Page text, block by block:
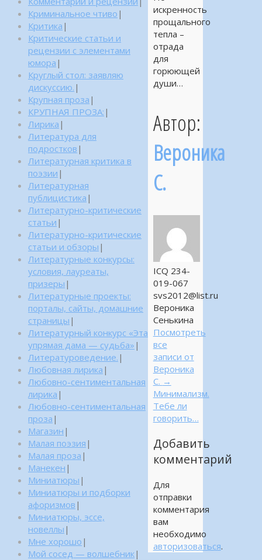
искренность
прощального
тепла –
отрада
для
горюющей
души…
Автор:
Вероника
С.
ICQ 234-
019-067
svs2012@list.ru
Вероника
Сенькина
Посмотреть
все
записи от
Вероника
С. →
Минимализм.
Тебе ли
говорить…
Добавить
комментарий
Для
отправки
комментария
вам
необходимо
авторизоваться.
Криминальное чтиво |
Критика |
Критические статьи и
рецензии с элементами
юмора |
Круглый стол: заявляю
дискуссию. |
Крупная проза |
КРУПНАЯ ПРОЗА: |
Лирика |
Литература для
подростков |
Литературная критика в
поэзии |
Литературная
публицистика |
Литературно-критические
статьи |
Литературно-критические
статьи и обзоры |
Литературные конкурсы:
условия, лауреаты,
призеры |
Литературные проекты:
порталы, сайты, домашние
страницы |
Литературный конкурс «Эта
упрямая дама — судьба» |
Литературоведение. |
Любовная лирика |
Любовно-сентиментальная
лирика |
Любовно-сентиментальная
проза |
Магазин |
Малая поэзия |
Малая проза |
Манекен |
Миниатюры |
Миниатюры и подборки
афоризмов |
Миниатюры, эссе,
новеллы |
Мне хорошо |
Мой сосед — волшебник|